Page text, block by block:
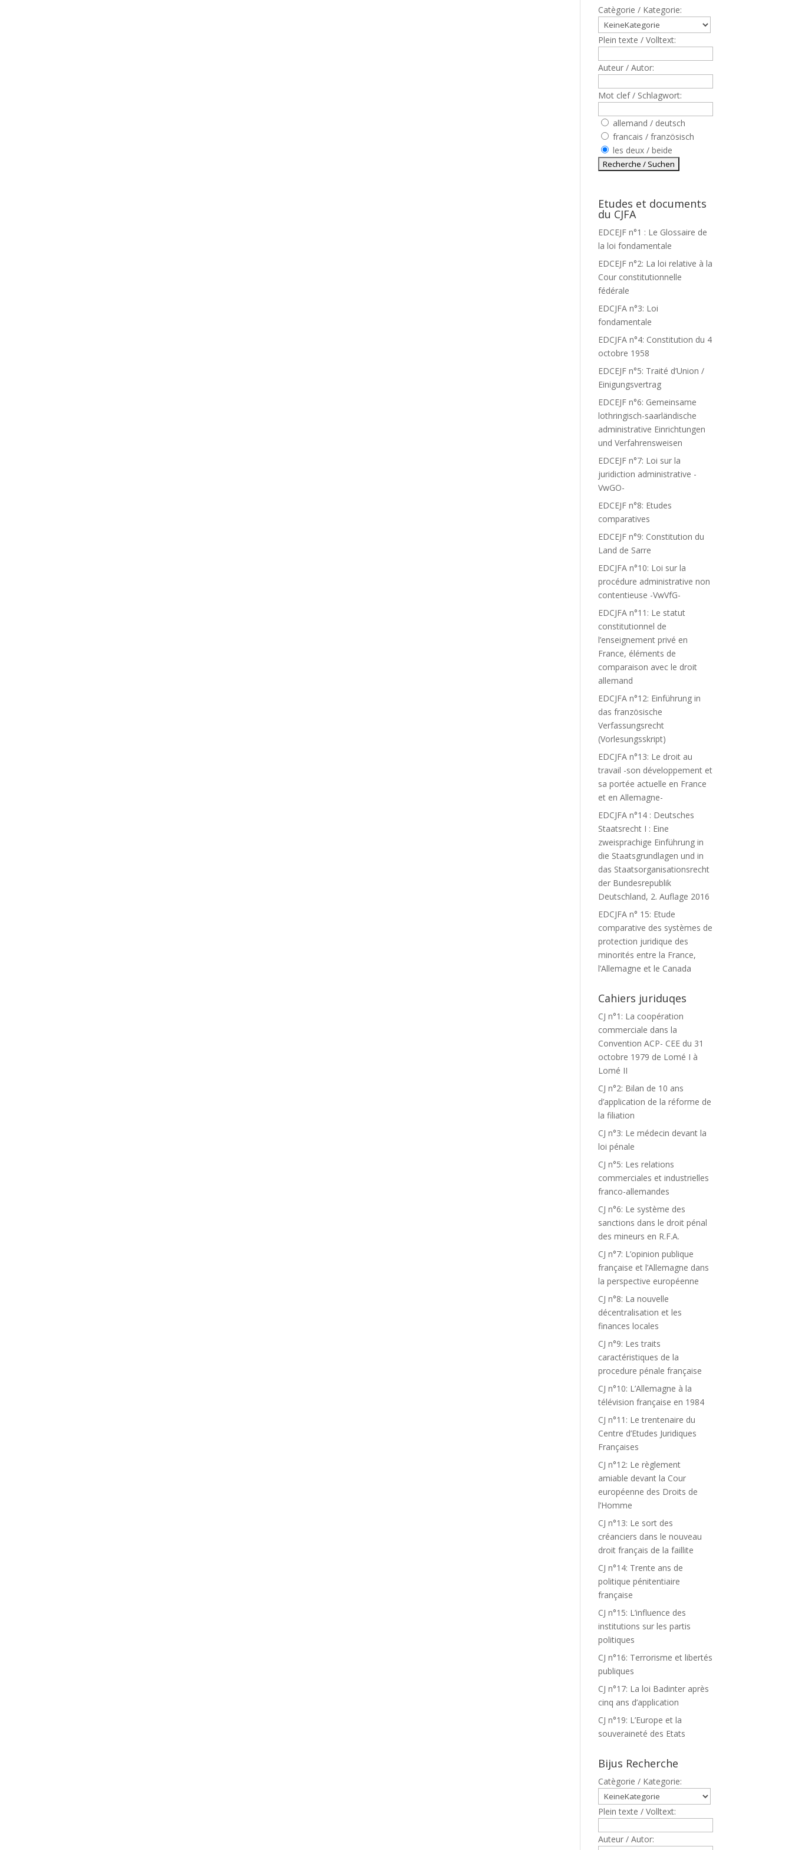
Catègorie / Kategorie:
Plein texte / Volltext:
Auteur / Autor:
Mot clef / Schlagwort:
allemand / deutsch
francais / französisch
les deux / beide
Etudes et documents
du CJFA
EDCEJF n°1 : Le Glossaire de
la loi fondamentale
EDCEJF n°2: La loi relative à la
Cour constitutionnelle
fédérale
EDCJFA n°3: Loi
fondamentale
EDCJFA n°4: Constitution du 4
octobre 1958
EDCEJF n°5: Traité d’Union /
Einigungsvertrag
EDCEJF n°6: Gemeinsame
lothringisch-saarländische
administrative Einrichtungen
und Verfahrensweisen
EDCEJF n°7: Loi sur la
juridiction administrative -
VwGO-
EDCEJF n°8: Etudes
comparatives
EDCEJF n°9: Constitution du
Land de Sarre
EDCJFA n°10: Loi sur la
procédure administrative non
contentieuse -VwVfG-
EDCJFA n°11: Le statut
constitutionnel de
l’enseignement privé en
France, éléments de
comparaison avec le droit
allemand
EDCJFA n°12: Einführung in
das französische
Verfassungsrecht
(Vorlesungsskript)
EDCJFA n°13: Le droit au
travail -son développement et
sa portée actuelle en France
et en Allemagne-
EDCJFA n°14 : Deutsches
Staatsrecht I : Eine
zweisprachige Einführung in
die Staatsgrundlagen und in
das Staatsorganisationsrecht
der Bundesrepublik
Deutschland, 2. Auflage 2016
EDCJFA n° 15: Etude
comparative des systèmes de
protection juridique des
minorités entre la France,
l’Allemagne et le Canada
Cahiers juriduqes
CJ n°1: La coopération
commerciale dans la
Convention ACP- CEE du 31
octobre 1979 de Lomé I à
Lomé II
CJ n°2: Bilan de 10 ans
d’application de la réforme de
la filiation
CJ n°3: Le médecin devant la
loi pénale
CJ n°5: Les relations
commerciales et industrielles
franco-allemandes
CJ n°6: Le système des
sanctions dans le droit pénal
des mineurs en R.F.A.
CJ n°7: L’opinion publique
française et l’Allemagne dans
la perspective européenne
CJ n°8: La nouvelle
décentralisation et les
finances locales
CJ n°9: Les traits
caractéristiques de la
procedure pénale française
CJ n°10: L’Allemagne à la
télévision française en 1984
CJ n°11: Le trentenaire du
Centre d’Etudes Juridiques
Françaises
CJ n°12: Le règlement
amiable devant la Cour
européenne des Droits de
l’Homme
CJ n°13: Le sort des
créanciers dans le nouveau
droit français de la faillite
CJ n°14: Trente ans de
politique pénitentiaire
française
CJ n°15: L’influence des
institutions sur les partis
politiques
CJ n°16: Terrorisme et libertés
publiques
CJ n°17: La loi Badinter après
cinq ans d’application
CJ n°19: L’Europe et la
souveraineté des Etats
Bijus Recherche
Catègorie / Kategorie:
Plein texte / Volltext:
Auteur / Autor: